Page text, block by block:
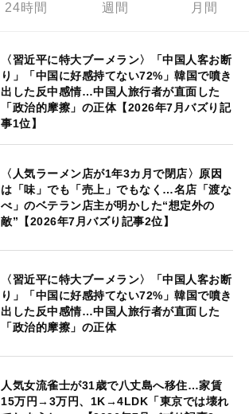
24時間 週間 月間
〈習近平に特大ブーメラン〉「中国人客お断
り」「中国に好感持てない72%」韓国で噴き
出した反中感情…中国人旅行者が直面した
「政治的摩擦」の正体【2026年7月バズり記
事1位】
〈人気ラーメン店が1年3カ月で閉店〉原因
は「味」でも「売上」でもなく…名店「渡な
べ」のベテラン店主が明かした“想定外の
敵”【2026年7月バズり記事2位】
〈習近平に特大ブーメラン〉「中国人客お断
り」「中国に好感持てない72%」韓国で噴き
出した反中感情…中国人旅行者が直面した
「政治的摩擦」の正体
人気女流雀士が31歳で八丈島へ移住…家賃
15万円→3万円、1K→4LDK「東京では壊れ